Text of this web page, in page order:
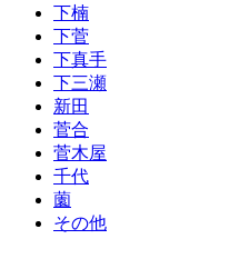
下楠
下菅
下真手
下三瀬
新田
菅合
菅木屋
千代
薗
その他